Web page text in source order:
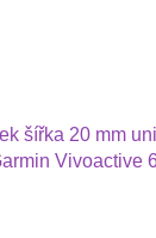
šířka 20 mm
Vivoactive